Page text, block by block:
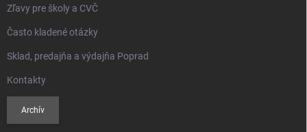
Zľavy pre školy a CVČ
Často kladené otázky
Sklad, predajňa a výdajňa Poprad
Kontakty
Archív